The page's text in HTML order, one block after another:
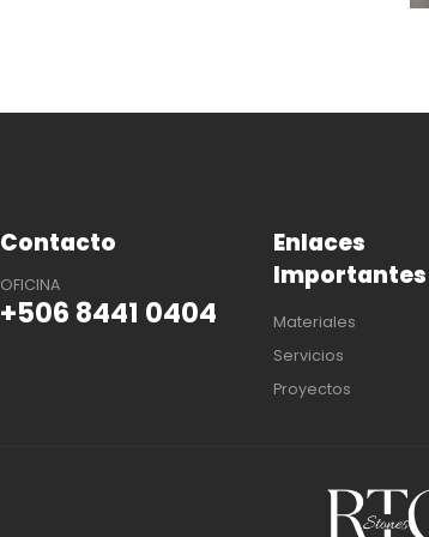
Contacto
OFICINA
+506 8441 0404
Enlaces
Importantes
Materiales
Servicios
Proyectos